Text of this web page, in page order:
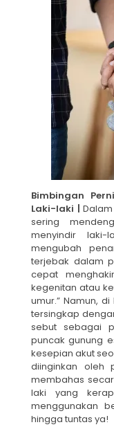
Bimbingan
Laki-laki |
sering
menyindir
mengubah
terjebak dalam
cepat
kegenitan atau
umur.” Namun,
tersingkap
sebut sebagai
puncak gunung
kesepian akut
diinginkan oleh
membahas
laki yang
menggunakan
hingga tuntas ya!